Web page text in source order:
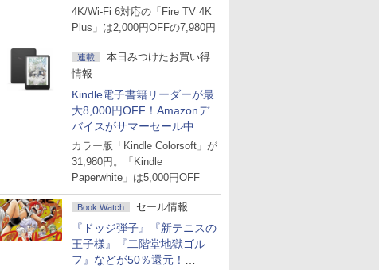
4K/Wi-Fi 6対応の「Fire TV 4K
Plus」は2,000円OFFの7,980円
連載
本日みつけたお買い得
情報
Kindle電子書籍リーダーが最
大8,000円OFF！Amazonデ
バイスがサマーセール中
カラー版「Kindle Colorsoft」が
31,980円。「Kindle
Paperwhite」は5,000円OFF
Book Watch セール情報
『ドッジ弾子』『新テニスの
王子様』『二階堂地獄ゴル
フ』などが50％還元！